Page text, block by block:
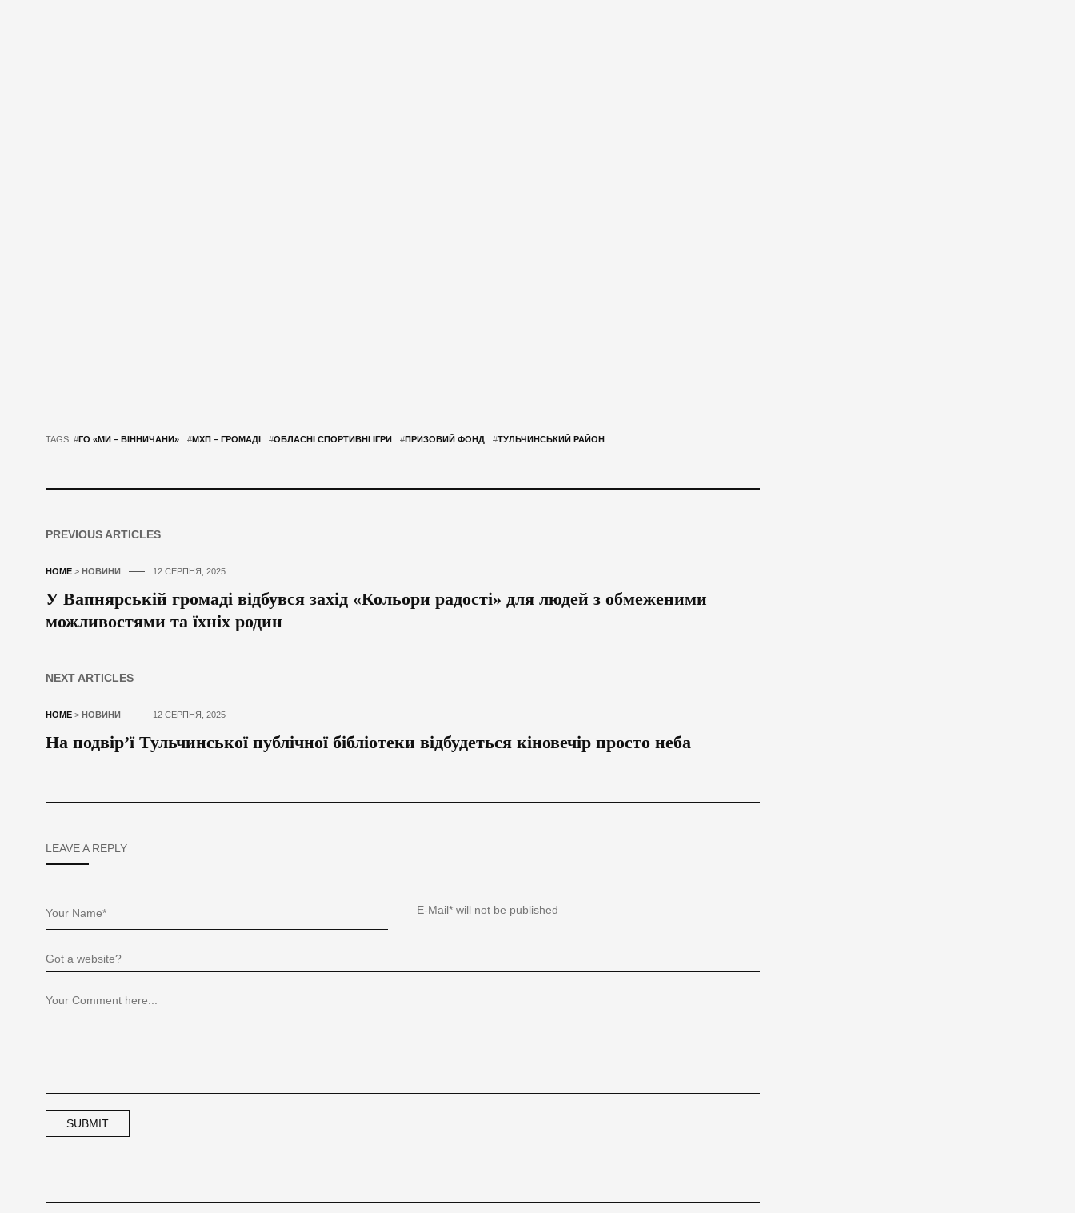
TAGS: #ГО «МИ – ВІННИЧАНИ» #МХП – ГРОМАДІ #ОБЛАСНІ СПОРТИВНІ ІГРИ #ПРИЗОВИЙ ФОНД #ТУЛЬЧИНСЬКИЙ РАЙОН
PREVIOUS ARTICLES
HOME > НОВИНИ 12 СЕРПНЯ, 2025
У Вапнярській громаді відбувся захід «Кольори радості» для людей з обмеженими
можливостями та їхніх родин
NEXT ARTICLES
HOME > НОВИНИ 12 СЕРПНЯ, 2025
На подвір’ї Тульчинської публічної бібліотеки відбудеться кіновечір просто неба
LEAVE A REPLY